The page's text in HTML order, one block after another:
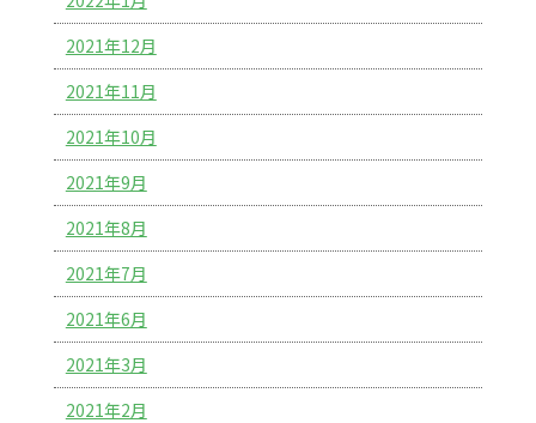
2021年12月
2021年11月
2021年10月
2021年9月
2021年8月
2021年7月
2021年6月
2021年3月
2021年2月